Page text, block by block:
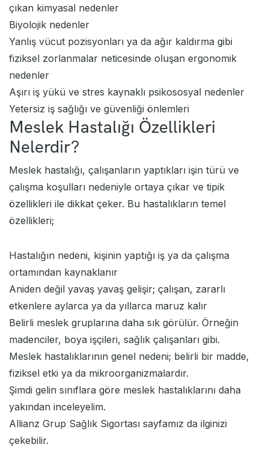
çıkan kimyasal nedenler
Biyolojik nedenler
Yanlış vücut pozisyonları ya da ağır kaldırma gibi
fiziksel zorlanmalar neticesinde oluşan ergonomik
nedenler
Aşırı iş yükü ve stres kaynaklı psikososyal nedenler
Yetersiz iş sağlığı ve güvenliği önlemleri
Meslek Hastalığı Özellikleri
Nelerdir?
Meslek hastalığı, çalışanların yaptıkları işin türü ve
çalışma koşulları nedeniyle ortaya çıkar ve tipik
özellikleri ile dikkat çeker. Bu hastalıkların temel
özellikleri;
Hastalığın nedeni, kişinin yaptığı iş ya da çalışma
ortamından kaynaklanır
Aniden değil yavaş yavaş gelişir; çalışan, zararlı
etkenlere aylarca ya da yıllarca maruz kalır
Belirli meslek gruplarına daha sık görülür. Örneğin
madenciler, boya işçileri, sağlık çalışanları gibi.
Meslek hastalıklarının genel nedeni; belirli bir madde,
fiziksel etki ya da mikroorganizmalardır.
Şimdi gelin sınıflara göre meslek hastalıklarını daha
yakından inceleyelim.
Allianz Grup Sağlık Sigortası sayfamız da ilginizi
çekebilir.